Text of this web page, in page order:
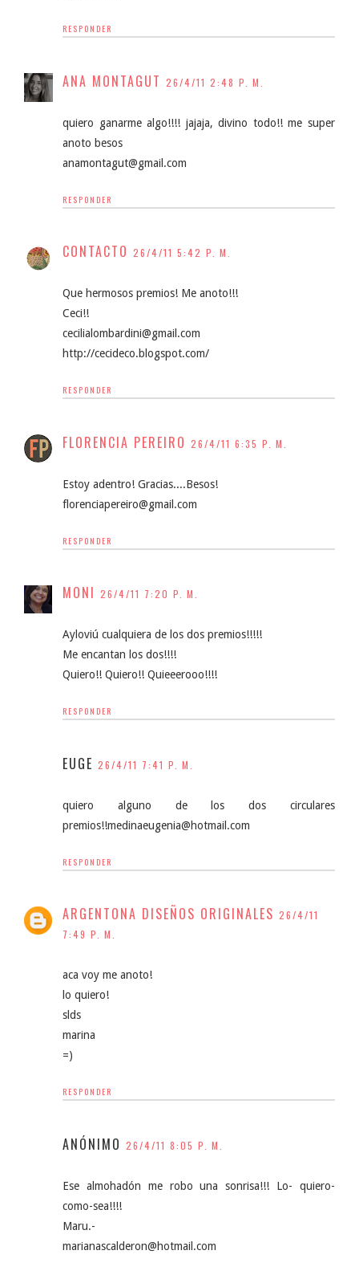
RESPONDER
ANA MONTAGUT 26/4/11 2:48 P. M.
quiero ganarme algo!!!! jajaja, divino todo!! me super
anoto besos
anamontagut@gmail.com
RESPONDER
CONTACTO 26/4/11 5:42 P. M.
Que hermosos premios! Me anoto!!!
Ceci!!
cecilialombardini@gmail.com
http://cecideco.blogspot.com/
RESPONDER
FLORENCIA PEREIRO 26/4/11 6:35 P. M.
Estoy adentro! Gracias....Besos!
florenciapereiro@gmail.com
RESPONDER
MONI 26/4/11 7:20 P. M.
Ayloviú cualquiera de los dos premios!!!!!
Me encantan los dos!!!!
Quiero!! Quiero!! Quieeerooo!!!!
RESPONDER
EUGE 26/4/11 7:41 P. M.
quiero alguno de los dos circulares
premios!!medinaeugenia@hotmail.com
RESPONDER
ARGENTONA DISEÑOS ORIGINALES 26/4/11
7:49 P. M.
aca voy me anoto!
lo quiero!
slds
marina
=)
RESPONDER
ANÓNIMO 26/4/11 8:05 P. M.
Ese almohadón me robo una sonrisa!!! Lo- quiero-
como-sea!!!!
Maru.-
marianascalderon@hotmail.com